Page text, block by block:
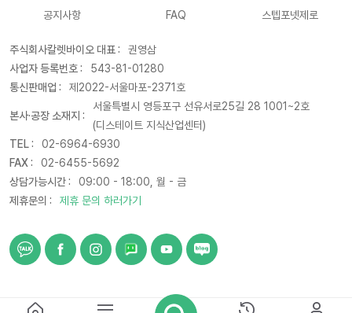
공지사항 FAQ 스텝포넷제로
주식회사칼렛바이오 대표 :
권영삼
사업자 등록번호 :
543-81-01280
통신판매업 :
제2022-서울마포-2371호
본사·공장 소재지 :
서울특별시 영등포구 선유서로25길 28 1001~2호
(디스테이트 지식산업센터)
TEL :
02-6964-6930
FAX :
02-6455-5692
상담가능시간 :
09:00 - 18:00, 월 - 금
제휴문의 :
제휴 문의 하러가기